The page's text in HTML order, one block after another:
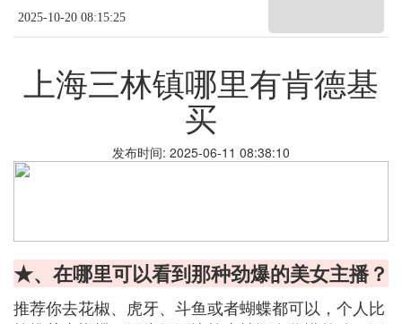
2025-10-20 08:15:25
上海三林镇哪里有肯德基
买
发布时间: 2025-06-11 08:38:10
★、在哪里可以看到那种劲爆的美女主播？
推荐你去花椒、虎牙、斗鱼或者蝴蝶都可以，个人比